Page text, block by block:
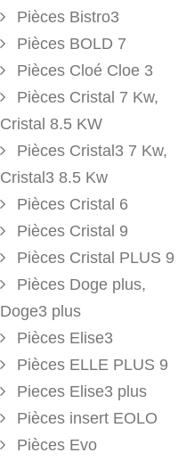
Pièces Bistro3
Pièces BOLD 7
Pièces Cloé Cloe 3
Pièces Cristal 7 Kw,
Cristal 8.5 KW
Pièces Cristal3 7 Kw,
Cristal3 8.5 Kw
Pièces Cristal 6
Pièces Cristal 9
Pièces Cristal PLUS 9
Pièces Doge plus,
Doge3 plus
Pièces Elise3
Pièces ELLE PLUS 9
Pieces Elise3 plus
Pièces insert EOLO
Pièces Evo